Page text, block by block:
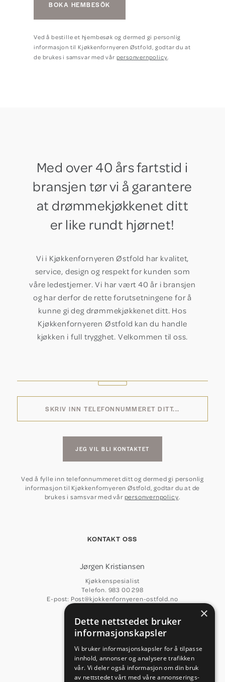
Ved å bestille et hjembesøk og dermed gi personlig
informasjon til Kjøkkenfornyeren Østfold, godtar du at
de brukes i samsvar med vår personvernpolicy.
Med over 40 års fartstid i
bransjen tør vi å garantere
at drømmekjøkkenet ditt
er like rundt hjørnet!
Vi i Kjøkkenfornyeren Østfold har kvalitet,
service, design og respekt for kunden som
våre ledestjerner. Vi har vært 40 år i bransjen
og har derfor de rette forutsetningene for å
kunne gi deg drømmekjøkkenet ditt. Hos
Kjøkkenfornyeren Østfold kan du handle
kjøkken i full trygghet. Velkommen til oss.
Ved å fylle inn telefonnummeret ditt og dermed gi personlig
informasjon til Kjøkkenfornyeren Østfold, godtar du at de
brukes i samsvar med vårpersonvernpolicy.
KONTAKT OSS
Jørgen Kristiansen
Kjøkkenspesialist
Telefon. 983 00 298
E-post: Post@kjokkenfornyeren-ostfold.no
Arne Kristiansen
Kjøkkenspesialist
Verkstedet
×
Dette nettstedet bruker
informasjonskapsler
Vi bruker informasjonskapsler for å tilpasse
innhold, annonser og analysere trafikken
vår. Vi deler også informasjon om din bruk
av nettstedet vårt med våre annonserings-